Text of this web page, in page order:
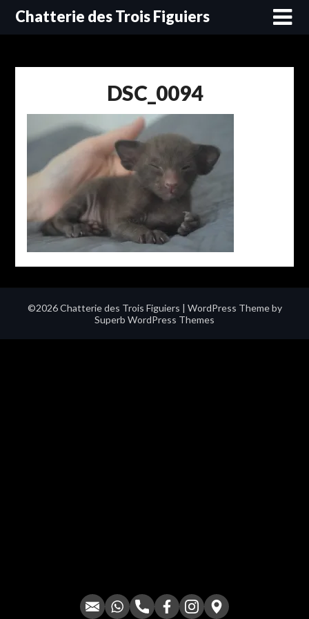
SkipChatterie des Trois Figuiers
DSC_0094
©2026 Chatterie des Trois Figuiers | WordPress Theme by
Superb WordPress Themes